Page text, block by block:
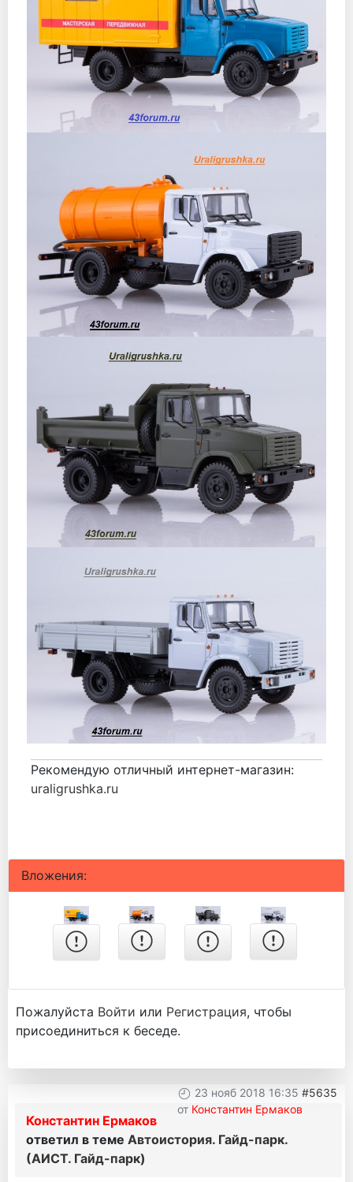
Рекомендую отличный интернет-магазин:
uraligrushka.ru
Вложения:
Пожалуйста Войти или Регистрация, чтобы
присоединиться к беседе.
23 нояб 2018 16:35 #5635
от Константин Ермаков
Константин Ермаков
ответил в теме Автоистория. Гайд-парк.
(АИСТ. Гайд-парк)